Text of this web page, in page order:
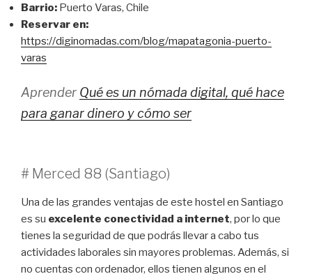
Barrio: Puerto Varas, Chile
Reservar en:
https://diginomadas.com/blog/mapatagonia-puerto-
varas
Aprender Qué es un nómada digital, qué hace
para ganar dinero y cómo ser
# Merced 88 (Santiago)
Una de las grandes ventajas de este hostel en Santiago
es su excelente conectividad a internet, por lo que
tienes la seguridad de que podrás llevar a cabo tus
actividades laborales sin mayores problemas. Además, si
no cuentas con ordenador, ellos tienen algunos en el